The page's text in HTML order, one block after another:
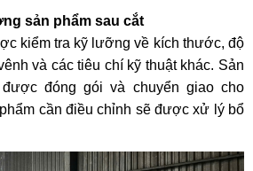
sản phẩm sau cắt
kiểm tra kỹ lưỡng về kích thước, độ
và các tiêu chí kỹ thuật khác. Sản
đóng gói và chuyển giao cho
cần điều chỉnh sẽ được xử lý bổ